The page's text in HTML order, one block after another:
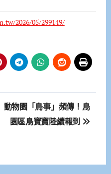
2026/05/299149/
動物園「鳥事」頻傳！鳥
園區鳥寶寶陸續報到